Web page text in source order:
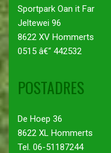
Sportpark Oan it Far
Jeltewei 96
8622 XV Hommerts
0515 â€“ 442532
POSTADRES
De Hoep 36
8622 XL Hommerts
Tel. 06-51187244